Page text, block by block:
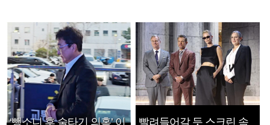
‘뺑소니 후 술타기 의혹’ 이 빨려들어갈 듯 스크린 속